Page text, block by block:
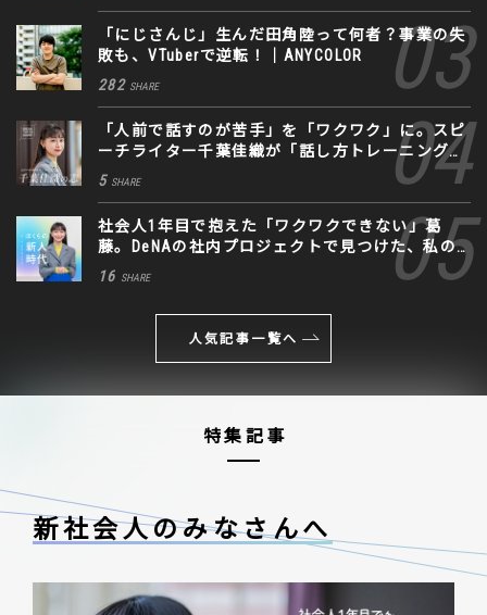
「にじさんじ」生んだ田角陸って何者？事業の失
敗も、VTuberで逆転！｜ANYCOLOR
282 SHARE
「人前で話すのが苦手」を「ワクワク」に。スピ
ーチライター千葉佳織が「話し方トレーニング」
に込めた思い
5 SHARE
社会人1年目で抱えた「ワクワクできない」葛
藤。DeNAの社内プロジェクトで見つけた、私の
生きる道
16 SHARE
人気記事一覧へ
特集記事
新社会人のみなさんへ